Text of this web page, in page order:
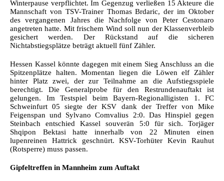
Winterpause verpflichtet. Im Gegenzug verließen 15 Akteure die
Mannschaft von TSV-Trainer Thomas Brdaric, der im Oktober
des vergangenen Jahres die Nachfolge von Peter Cestonaro
angetreten hatte. Mit frischem Wind soll nun der Klassenverbleib
gesichert werden. Der Rückstand auf die sicheren
Nichtabstiegsplätze beträgt aktuell fünf Zähler.
Hessen Kassel könnte dagegen mit einem Sieg Anschluss an die
Spitzenplätze halten. Momentan liegen die Löwen elf Zähler
hinter Platz zwei, der zur Teilnahme an die Aufstiegsspiele
berechtigt. Die Generalprobe für den Restrundenauftakt ist
gelungen. Im Testspiel beim Bayern-Regionalligisten 1. FC
Schweinfurt 05 siegte der KSV dank der Treffer von Mike
Feigenspan und Sylvano Comvalius 2:0. Das Hinspiel gegen
Steinbach entschied Kassel souverän 5:0 für sich. Torjäger
Shqipon Bektasi hatte innerhalb von 22 Minuten einen
lupenreinen Hattrick geschnürt. KSV-Torhüter Kevin Rauhut
(Rotsperre) muss passen.
Gipfeltreffen in Mannheim zum Auftakt